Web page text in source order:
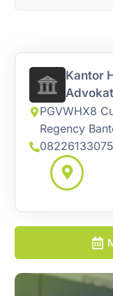
Kantor
PGVWHX8
Regency